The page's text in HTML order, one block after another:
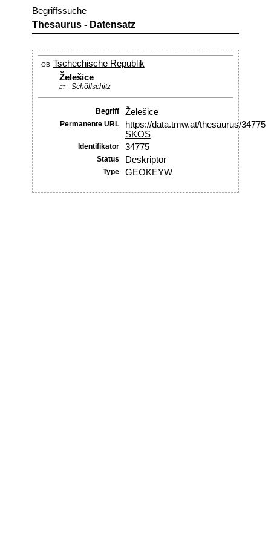
Begriffssuche
Thesaurus - Datensatz
OB Tschechische Republik
Želešice
ET Schöllschitz
Begriff Želešice
Permanente URL
https://data.tmw.at/thesaurus/34775
SKOS
Identifikator 34775
Status Deskriptor
Type GEOKEYW